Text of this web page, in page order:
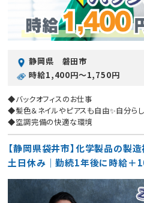
静岡県 磐田市
時給1,400円〜1,750円
◆バックオフィスのお仕事
◆髪色＆ネイルやピアスも自由✨自分ら
◆空調完備の快適な環境
【静岡県袋井市】化学製品の製
土日休み｜勤続1年後に時給＋